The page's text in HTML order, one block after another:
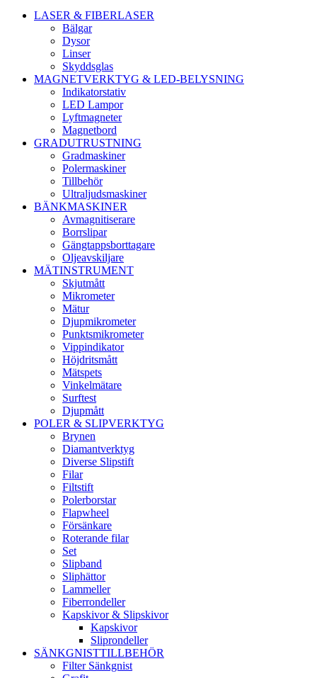
LASER & FIBERLASER
Bälgar
Dysor
Linser
Skyddsglas
MAGNETVERKTYG & LED-BELYSNING
Indikatorstativ
LED Lampor
Lyftmagneter
Magnetbord
GRADUTRUSTNING
Gradmaskiner
Polermaskiner
Tillbehör
Ultraljudsmaskiner
BÄNKMASKINER
Avmagnitiserare
Borrslipar
Gängtappsborttagare
Oljeavskiljare
MÄTINSTRUMENT
Skjutmått
Mikrometer
Mätur
Djupmikrometer
Punktsmikrometer
Vippindikator
Höjdritsmått
Mätspets
Vinkelmätare
Surftest
Djupmått
POLER & SLIPVERKTYG
Brynen
Diamantverktyg
Diverse Slipstift
Filar
Filtstift
Polerborstar
Flapwheel
Försänkare
Roterande filar
Set
Slipband
Sliphättor
Lammeller
Fiberrondeller
Kapskivor & Slipskivor
Kapskivor
Sliprondeller
SÄNKGNISTTILLBEHÖR
Filter Sänkgnist